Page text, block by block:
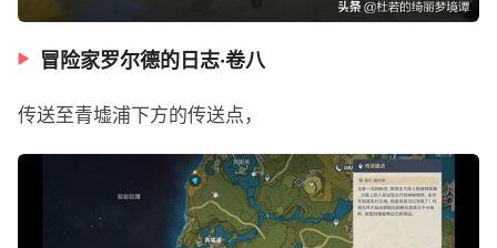
冒险家罗尔德的日志·卷八
传送至青墟浦下方的传送点，